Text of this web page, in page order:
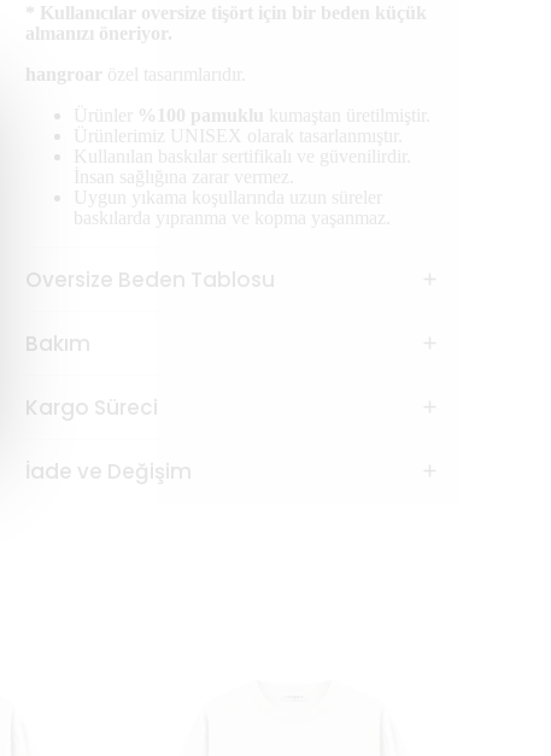
* Kullanıcılar oversize tişört için bir beden küçük
almanızı öneriyor.
hangroar özel tasarımlarıdır.
Ürünler
%100 pamuklu
kumaştan üretilmiştir.
Ürünlerimiz UNISEX olarak tasarlanmıştır.
Kullanılan baskılar sertifikalı ve güvenilirdir.
İnsan sağlığına zarar vermez.
Uygun yıkama koşullarında uzun süreler
baskılarda yıpranma ve kopma yaşanmaz.
Oversize Beden Tablosu
Bakım
Kargo Süreci
İade ve Değişim